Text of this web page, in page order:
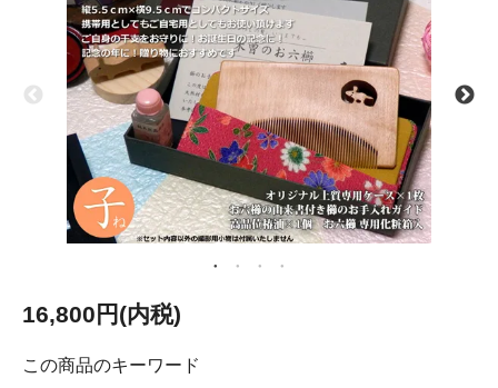
16,800円(内税)
この商品のキーワード